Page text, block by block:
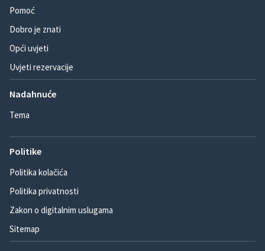
Pomoć
Dobro je znati
Opći uvjeti
Uvjeti rezervacije
Nadahnuće
Tema
Politike
Politika kolačića
Politika privatnosti
Zakon o digitalnim uslugama
Sitemap